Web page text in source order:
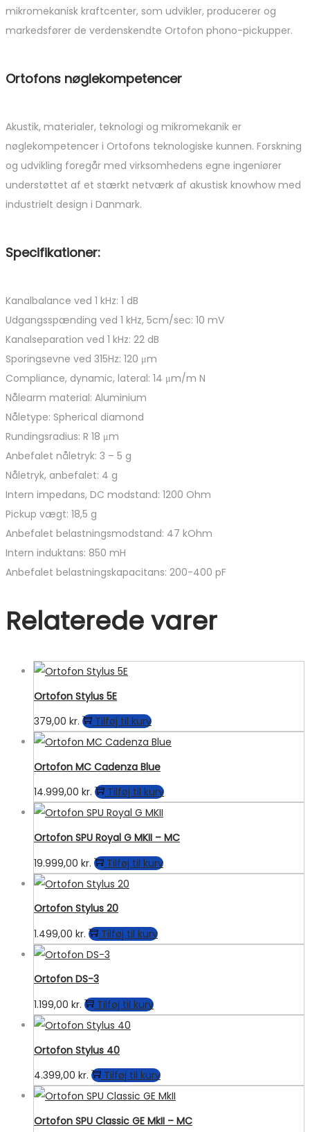
mikromekanisk kraftcenter, som udvikler, producerer og
markedsfører de verdenskendte Ortofon phono-pickupper.
Ortofons nøglekompetencer
Akustik, materialer, teknologi og mikromekanik er
nøglekompetencer i Ortofons teknologiske kunnen. Forskning
og udvikling foregår med virksomhedens egne ingeniører
understøttet af et stærkt netværk af akustisk knowhow med
industrielt design i Danmark.
Specifikationer:
Kanalbalance ved 1 kHz: 1 dB
Udgangsspænding ved 1 kHz, 5cm/sec: 10 mV
Kanalseparation ved 1 kHz: 22 dB
Sporingsevne ved 315Hz: 120 μm
Compliance, dynamic, lateral: 14 μm/m N
Nålearm material: Aluminium
Nåletype: Spherical diamond
Rundingsradius: R 18 μm
Anbefalet nåletryk: 3 – 5 g
Nåletryk, anbefalet: 4 g
Intern impedans, DC modstand: 1200 Ohm
Pickup vægt: 18,5 g
Anbefalet belastningsmodstand: 47 kOhm
Intern induktans: 850 mH
Anbefalet belastningskapacitans: 200-400 pF
Relaterede varer
Ortofon Stylus 5E
379,00 kr. Tilføj til kurv
Ortofon MC Cadenza Blue
14.999,00 kr. Tilføj til kurv
Ortofon SPU Royal G MKII – MC
19.999,00 kr. Tilføj til kurv
Ortofon Stylus 20
1.499,00 kr. Tilføj til kurv
Ortofon DS-3
1.199,00 kr. Tilføj til kurv
Ortofon Stylus 40
4.399,00 kr. Tilføj til kurv
Ortofon SPU Classic GE MkII – MC